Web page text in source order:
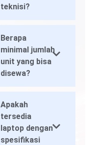
teknisi?
Berapa
minimal jumlah
unit yang bisa
disewa?
Apakah
tersedia
laptop dengan
spesifikasi